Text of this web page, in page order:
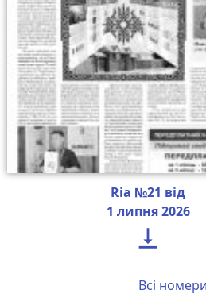
Ria №21 від
1 липня 2026

Всі